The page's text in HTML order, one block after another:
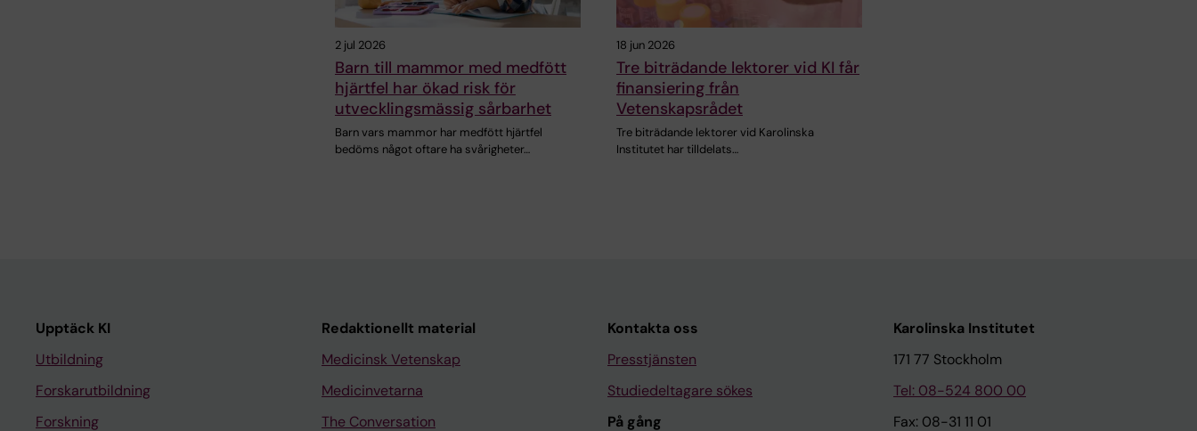
2 jul 2026
Barn till mammor med medfött
hjärtfel har ökad risk för
utvecklingsmässig sårbarhet
Barn vars mammor har medfött hjärtfel
bedöms något oftare ha svårigheter…
18 jun 2026
Tre biträdande lektorer vid KI får
finansiering från
Vetenskapsrådet
Tre biträdande lektorer vid Karolinska
Institutet har tilldelats…
Upptäck KI
Utbildning
Forskarutbildning
Forskning
Redaktionellt material
Medicinsk Vetenskap
Medicinvetarna
The Conversation
Kontakta oss
Presstjänsten
Studiedeltagare sökes
På gång
Karolinska Institutet
171 77 Stockholm
Tel: 08-524 800 00
Fax: 08-31 11 01